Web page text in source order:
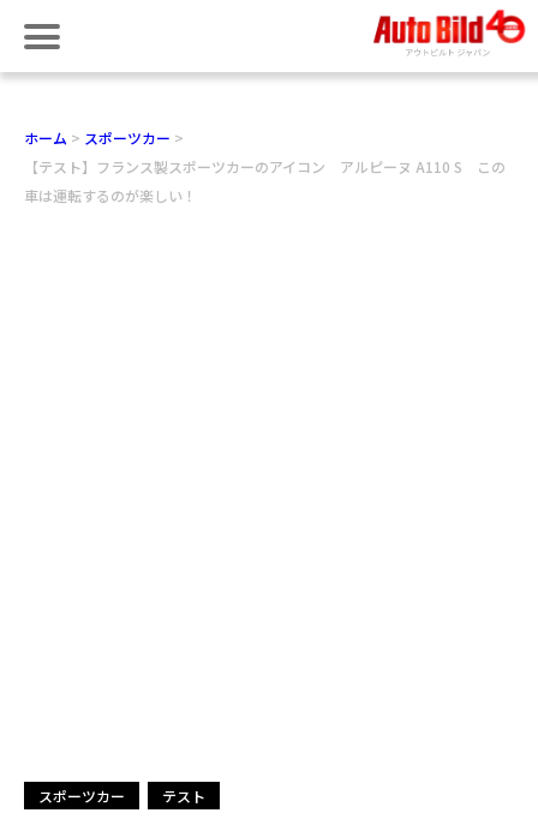
ホーム
スポーツカー
【テスト】フランス製スポーツカーのアイコン アルピーヌ A110 S この
車は運転するのが楽しい！
スポーツカー テスト